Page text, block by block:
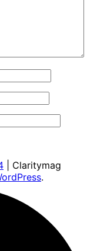
| Claritymag
.